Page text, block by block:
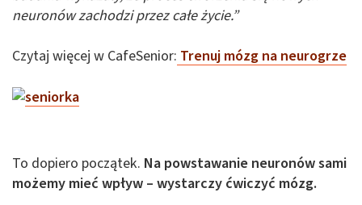
neuronów zachodzi przez całe życie.”
Czytaj więcej w CafeSenior: Trenuj mózg na neurogrze
To dopiero początek. Na powstawanie neuronów sami
możemy mieć wpływ – wystarczy ćwiczyć mózg.